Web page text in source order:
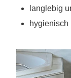
langlebig
hygienisch